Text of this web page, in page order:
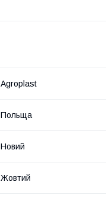
Agroplast
Польща
Новий
Жовтий